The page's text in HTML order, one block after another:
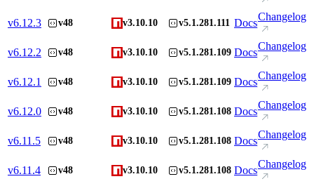
v6.12.3 v48 v3.10.10 v5.1.281.111 Docs
Changelog
v6.12.2 v48 v3.10.10 v5.1.281.109 Docs
Changelog
v6.12.1 v48 v3.10.10 v5.1.281.109 Docs
Changelog
v6.12.0 v48 v3.10.10 v5.1.281.108 Docs
Changelog
v6.11.5 v48 v3.10.10 v5.1.281.108 Docs
Changelog
v6.11.4 v48 v3.10.10 v5.1.281.108 Docs
Changelog